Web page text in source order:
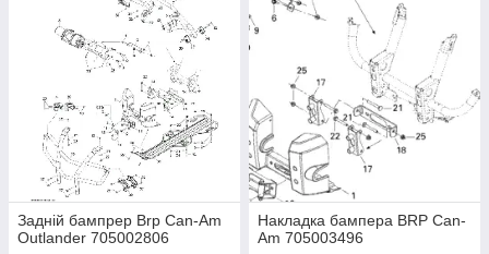
Задній бампрер Brp Can-Am
Outlander 705002806
Накладка бампера BRP Can-
Am 705003496